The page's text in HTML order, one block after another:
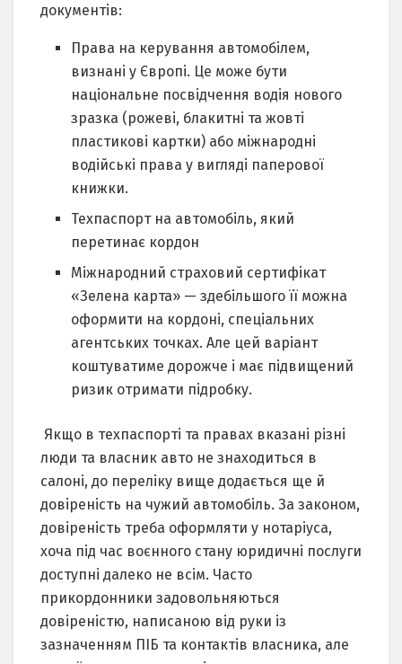
документів:
Права на керування автомобілем,
визнані у Європі. Це може бути
національне посвідчення водія нового
зразка (рожеві, блакитні та жовті
пластикові картки) або міжнародні
водійські права у вигляді паперової
книжки.
Техпаспорт на автомобіль, який
перетинає кордон
Міжнародний страховий сертифікат
«Зелена карта» — здебільшого її можна
оформити на кордоні, спеціальних
агентських точках. Але цей варіант
коштуватиме дорожче і має підвищений
ризик отримати підробку.
Якщо в техпаспорті та правах вказані різні
люди та власник авто не знаходиться в
салоні, до переліку вище додається ще й
довіреність на чужий автомобіль. За законом,
довіреність треба оформляти у нотаріуса,
хоча під час воєнного стану юридичні послуги
доступні далеко не всім. Часто
прикордонники задовольняються
довіреністю, написаною від руки із
зазначенням ПІБ та контактів власника, але